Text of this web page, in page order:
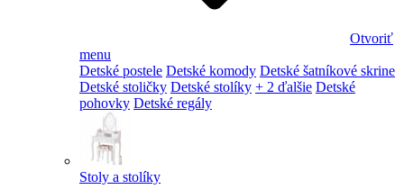
Otvoriť
menu
Detské postele Detské komody Detské šatníkové skrine
Detské stoličky Detské stolíky + 2 ďalšie Detské
pohovky Detské regály
Stoly a stolíky